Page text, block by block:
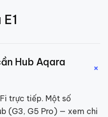
Hub Aqara
+
trực tiếp. Một số
(G3, G5 Pro) — xem chi